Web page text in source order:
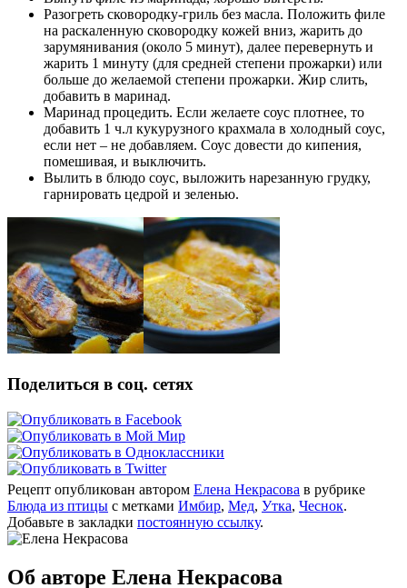
Разогреть сковородку-гриль без масла. Положить филе
на раскаленную сковородку кожей вниз, жарить до
зарумянивания (около 5 минут), далее перевернуть и
жарить 1 минуту (для средней степени прожарки) или
больше до желаемой степени прожарки. Жир слить,
добавить в маринад.
Маринад процедить. Если желаете соус плотнее, то
добавить 1 ч.л кукурузного крахмала в холодный соус,
если нет – не добавляем. Соус довести до кипения,
помешивая, и выключить.
Вылить в блюдо соус, выложить нарезанную грудку,
гарнировать цедрой и зеленью.
Поделиться в соц. сетях
Рецепт опубликован автором Елена Некрасова в рубрике
Блюда из птицы с метками Имбир, Мед, Утка, Чеснок.
Добавьте в закладки постоянную ссылку.
Об авторе Елена Некрасова